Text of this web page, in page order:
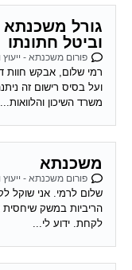
גורל משכנתא
וביטל חתונתו
פורום משכנתא - ייעוץ
רמי שלום, אבקש חוות
ועל בסיס רישום זה
משרד השיכון והלוואות...
משכנתא
פורום משכנתא - ייעוץ
שלום לרמי. אני שוקל
הריביות במשק שיחסית
לקחת. ידוע לי...